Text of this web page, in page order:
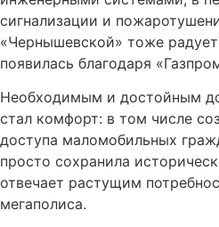
сигнализации и
«Чернышевской» тоже
появилась благодаря
Необходимым и достойным
стал комфорт: в том числе
доступа маломобильных
просто сохранила
отвечает растущим
мегаполиса.